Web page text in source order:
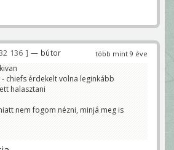
több mint 9 éve
136 — bútor
chiefs érdekelt volna leginkább
halasztani
nem fogom nézni, minjá meg is